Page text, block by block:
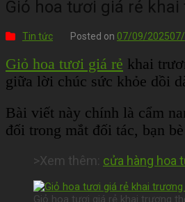
Giỏ hoa tươi giá rẻ
Tin tức Posted on 07/09/2025
Giỏ hoa tươi giá rẻ khai
giữa lời chúc sức khỏe dồi
Bài viết này chính là cẩm
đối trong mắt đối tác, bạn
>Xem thêm: cửa hàng hoa
Giỏ hoa tươi giá rẻ khai trương